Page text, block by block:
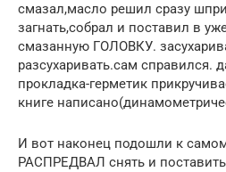
смазал,масло решил сразу
загнать,собрал и поставил в
смазанную ГОЛОВКУ.
разсухаривать.сам справился.
прокладка-герметик
книге
И вот наконец подошли к
РАСПРЕДВАЛ снять и